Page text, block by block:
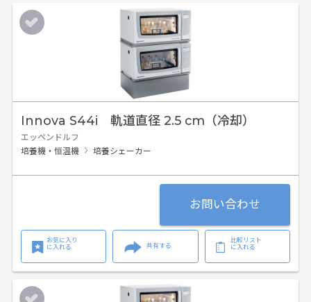
Innova S44i 軌道直径 2.5 cm（冷却）
エッペンドルフ
培養機・恒温機
培養シェーカー
お問い合わせ
お気に入り
に入れる
共有する
比較リスト
に入れる